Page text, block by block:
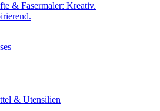
& Fasermaler: Kreativ.
& Utensilien